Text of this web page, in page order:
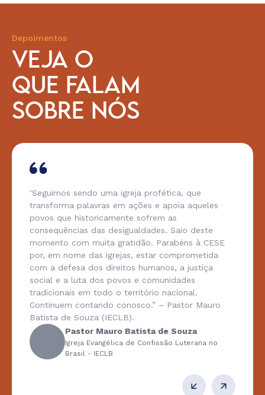
Depoimentos
VEJA O
QUE FALAM
SOBRE NÓS
‘Seguimos sendo uma igreja profética, que
transforma palavras em ações e apoia aqueles
povos que historicamente sofrem as
consequências das desigualdades. Saio deste
momento com muita gratidão. Parabéns à CESE
por, em nome das igrejas, estar comprometida
com a defesa dos direitos humanos, a justiça
social e a luta dos povos e comunidades
tradicionais em todo o território nacional.
Continuem contando conosco.” – Pastor Mauro
Batista de Souza (IECLB).
Pastor Mauro Batista de Souza
Igreja Evangélica de Confissão Luterana no
Brasil - IECLB